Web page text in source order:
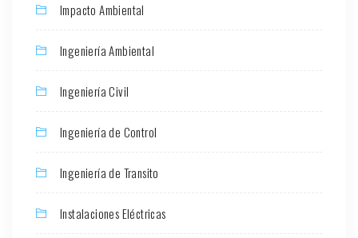
Impacto Ambiental
Ingeniería Ambiental
Ingeniería Civil
Ingeniería de Control
Ingeniería de Transito
Instalaciones Eléctricas